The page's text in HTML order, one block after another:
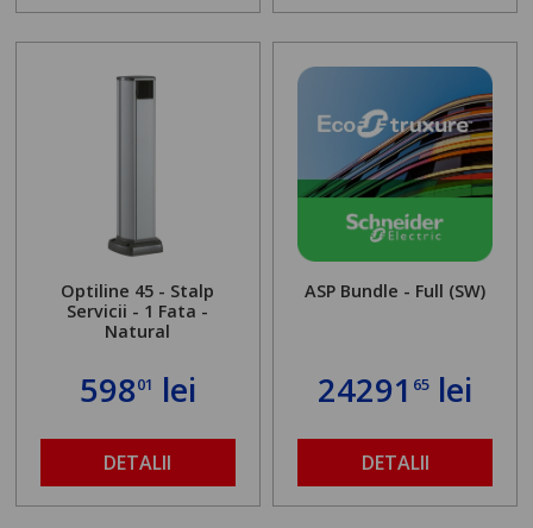
Optiline 45 - Stalp
Servicii - 1 Fata -
Natural
59801 lei
DETALII
ASP Bundle - Full (SW)
24291 65 lei
DETALII